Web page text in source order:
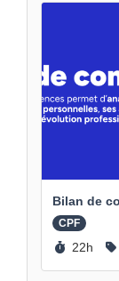
Bilan de
CPF
Durée :
22h